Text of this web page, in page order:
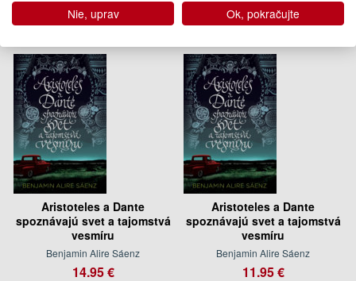
Aristoteles a Dante
spoznávajú svet a tajomstvá
vesmíru
Benjamin Alire Sáenz
14.95 €
Aristoteles a Dante
spoznávajú svet a tajomstvá
vesmíru
Benjamin Alire Sáenz
11.95 €
Nie, uprav Ok, pokračujte